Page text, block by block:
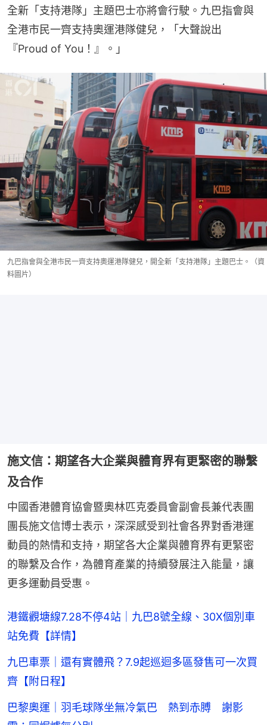
全新「支持港隊」主題巴士亦將會行駛。九巴指會與
全港市民一齊支持奧運港隊健兒，「大聲說出
『Proud of You！』。」
九巴指會與全港市民一齊支持奧運港隊健兒，開全新「支持港隊」主題巴士。（資
料圖片）
施文信：期望各大企業與體育界有更緊密的聯繫
及合作
中國香港體育協會暨奧林匹克委員會副會長兼代表團
團長施文信博士表示，深深感受到社會各界對香港運
動員的熱情和支持，期望各大企業與體育界有更緊密
的聯繫及合作，為體育產業的持續發展注入能量，讓
更多運動員受惠。
港鐵觀塘線7.28不停4站｜九巴8號全線、30X個別車
站免費【詳情】
九巴車票｜還有實體飛？7.9起巡迴多區發售可一次買
齊【附日程】
巴黎奧運｜羽毛球隊坐無冷氣巴 熱到赤膊 謝影